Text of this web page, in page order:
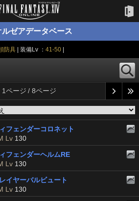
ルゼアデータベース
防具 | 装備Lv ： 41-50|
1ページ / 8ページ
フェンダーコロネット
Lv 130
フェンダーヘルムRE
Lv 130
イヤーバルビュート
Lv 130